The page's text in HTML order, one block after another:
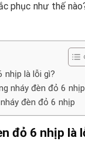
phục như thế
nhịp là lỗi gì?
nháy đèn đỏ 6 nhịp
đèn đỏ 6 nhịp
đỏ 6 nhịp là